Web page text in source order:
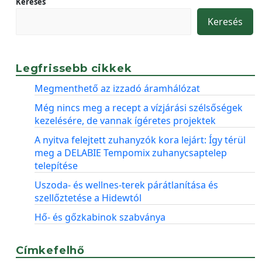
Keresés
Legfrissebb cikkek
Megmenthető az izzadó áramhálózat
Még nincs meg a recept a vízjárási szélsőségek
kezelésére, de vannak ígéretes projektek
A nyitva felejtett zuhanyzók kora lejárt: Így térül
meg a DELABIE Tempomix zuhanycsaptelep
telepítése
Uszoda- és wellnes-terek párátlanítása és
szellőztetése a Hidewtól
Hő- és gőzkabinok szabványa
Címkefelhő